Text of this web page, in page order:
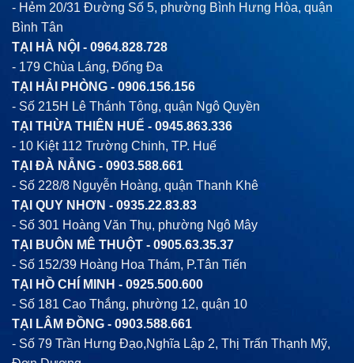
- Hẻm 20/31 Đường Số 5, phường Bình Hưng Hòa, quận
Bình Tân
TẠI HÀ NỘI - 0964.828.728
- 179 Chùa Láng, Đống Đa
TẠI HẢI PHÒNG - 0906.156.156
- Số 215H Lê Thánh Tông, quận Ngô Quyền
TẠI THỪA THIÊN HUẾ - 0945.863.336
- 10 Kiệt 112 Trường Chinh, TP. Huế
TẠI ĐÀ NẴNG - 0903.588.661
- Số 228/8 Nguyễn Hoàng, quận Thanh Khê
TẠI QUY NHƠN - 0935.22.83.83
- Số 301 Hoàng Văn Thụ, phường Ngô Mây
TẠI BUÔN MÊ THUỘT - 0905.63.35.37
- Số 152/39 Hoàng Hoa Thám, P.Tân Tiến
TẠI HỒ CHÍ MINH - 0925.500.600
- Số 181 Cao Thắng, phường 12, quận 10
TẠI LÂM ĐỒNG - 0903.588.661
- Số 79 Trần Hưng Đạo,Nghĩa Lập 2, Thị Trấn Thạnh Mỹ,